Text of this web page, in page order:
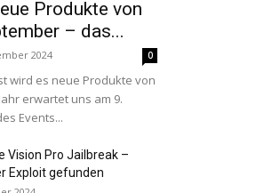
Produkte von
– das...
2024 0
wird es neue Produkte von
erwartet uns am 9.
Events...
Vision Pro Jailbreak –
Exploit gefunden